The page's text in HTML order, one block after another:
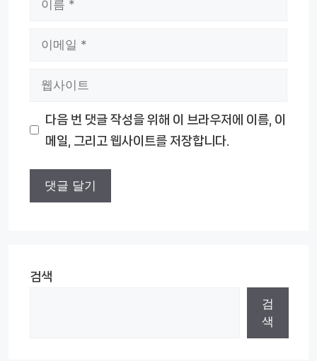
다음 번 댓글 작성을 위해 이 브라우저에 이름, 이
메일, 그리고 웹사이트를 저장합니다.
검색
검
색